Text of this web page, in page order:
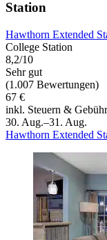
Station
Hawthorn Extended
College Station
8,2/10
Sehr gut
(1.007 Bewertungen)
67 €
inkl. Steuern &
30. Aug.–31. Aug.
Hawthorn Extended